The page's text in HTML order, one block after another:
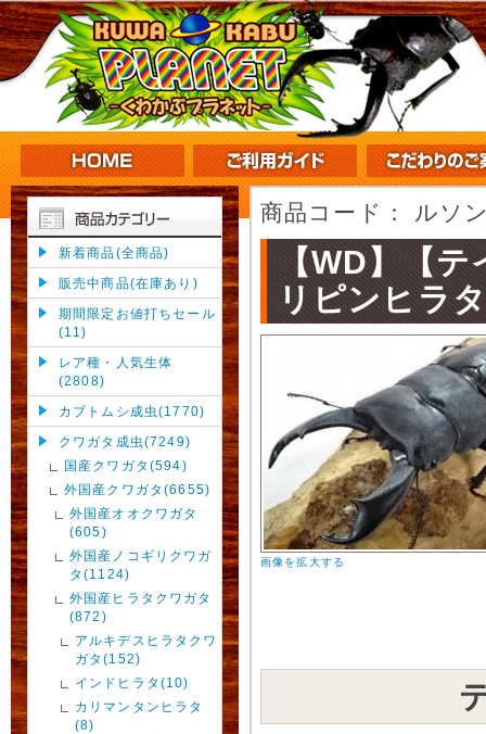
新着商品(全商品)
販売中商品(在庫あり)
期間限定お値打ちセール
(11)
レア種・人気生体
(2808)
カブトムシ成虫(1770)
クワガタ成虫(7249)
国産クワガタ(594)
外国産クワガタ(6655)
外国産オオクワガタ
(605)
外国産ノコギリクワガ
タ(1124)
外国産ヒラタクワガタ
(872)
アルキデスヒラタクワ
ガタ(152)
インドヒラタ(10)
カリマンタンヒラタ
(8)
商品コード： ルソ
【WD】【
リピンヒラ
画像を拡大する